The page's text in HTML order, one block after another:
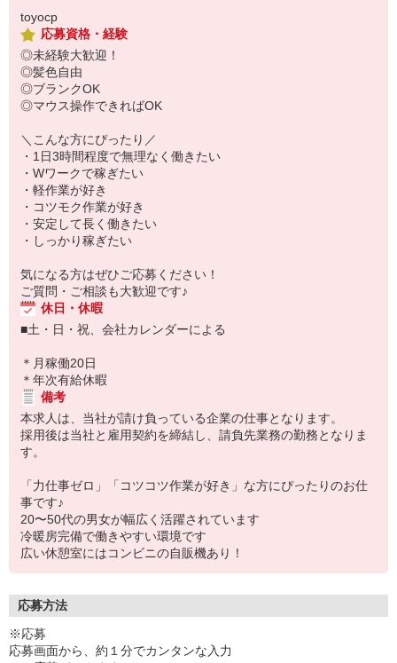
toyocp
応募資格・経験
◎未経験大歓迎！
◎髪色自由
◎ブランクOK
◎マウス操作できればOK
＼こんな方にぴったり／
・1日3時間程度で無理なく働きたい
・Wワークで稼ぎたい
・軽作業が好き
・コツモク作業が好き
・安定して長く働きたい
・しっかり稼ぎたい
気になる方はぜひご応募ください！
ご質問・ご相談も大歓迎です♪
休日・休暇
■土・日・祝、会社カレンダーによる
＊月稼働20日
＊年次有給休暇
備考
本求人は、当社が請け負っている企業の仕事となります。
採用後は当社と雇用契約を締結し、請負先業務の勤務となりま
す。
「力仕事ゼロ」「コツコツ作業が好き」な方にぴったりのお仕
事です♪
20〜50代の男女が幅広く活躍されています
冷暖房完備で働きやすい環境です
広い休憩室にはコンビニの自販機あり！
応募方法
※応募
応募画面から、約１分でカンタンな入力